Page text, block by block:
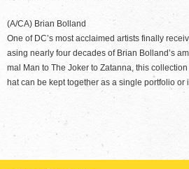
(A/CA) Brian Bolland
One of DC’s most acclaimed artists finally
asing nearly four decades of Brian Bolland’s
mal Man to The Joker to Zatanna, this
hat can be kept together as a single portfolio